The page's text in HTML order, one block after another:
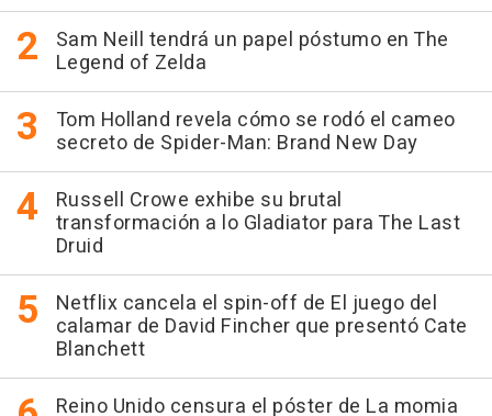
Sam Neill tendrá un papel póstumo en The
Legend of Zelda
Tom Holland revela cómo se rodó el cameo
secreto de Spider-Man: Brand New Day
Russell Crowe exhibe su brutal
transformación a lo Gladiator para The Last
Druid
Netflix cancela el spin-off de El juego del
calamar de David Fincher que presentó Cate
Blanchett
Reino Unido censura el póster de La momia